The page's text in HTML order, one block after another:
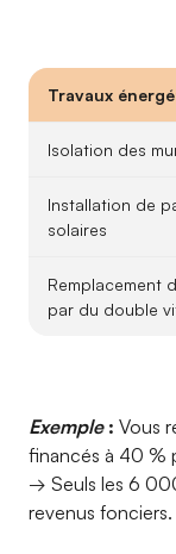
Travaux
Isolation des
Installation de
solaires
Remplacement
par du double
Exemple : Vous
financés à 40 %
→ Seuls les 6
revenus fonciers.